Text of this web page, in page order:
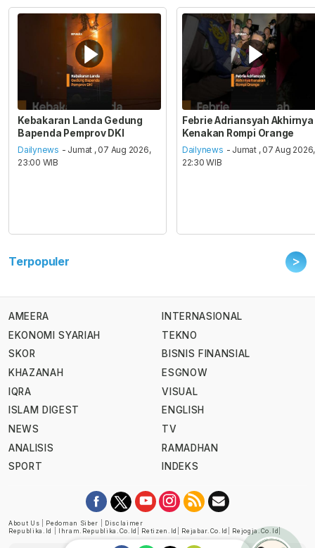
Kebakaran Landa Gedung
Bapenda Pemprov DKI
Dailynews - Jumat , 07 Aug 2026,
23:00 WIB
Febrie Adriansyah Akhirnya
Kenakan Rompi Orange
Dailynews - Jumat , 07 Aug 2026,
22:30 WIB
Terpopuler >
AMEERA
EKONOMI SYARIAH
SKOR
KHAZANAH
IQRA
ISLAM DIGEST
NEWS
ANALISIS
SPORT
INTERNASIONAL
TEKNO
BISNIS FINANSIAL
ESGNOW
VISUAL
ENGLISH
TV
RAMADHAN
INDEKS
About Us Pedoman Siber
Disclaimer
Republika.id
Ihram.republika.co.id Retizen.id Rejabar.co.id Rejogja.co.id